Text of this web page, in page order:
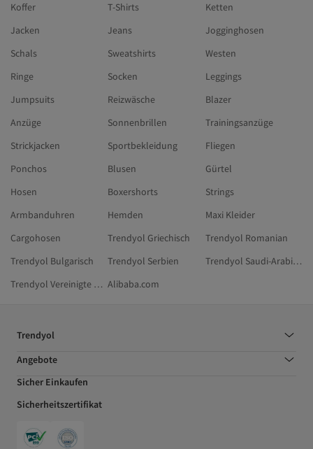
Koffer
T-Shirts
Ketten
Jacken
Jeans
Jogginghosen
Schals
Sweatshirts
Westen
Ringe
Socken
Leggings
Jumpsuits
Reizwäsche
Blazer
Anzüge
Sonnenbrillen
Trainingsanzüge
Strickjacken
Sportbekleidung
Fliegen
Ponchos
Blusen
Gürtel
Hosen
Boxershorts
Strings
Armbanduhren
Hemden
Maxi Kleider
Cargohosen
Trendyol Griechisch
Trendyol Romanian
Trendyol Bulgarisch
Trendyol Serbien
Trendyol Saudi-Arabien
Trendyol Vereinigte Arabische Emirate Alibaba.com
Trendyol
Angebote
Sicher Einkaufen
Sicherheitszertifikat